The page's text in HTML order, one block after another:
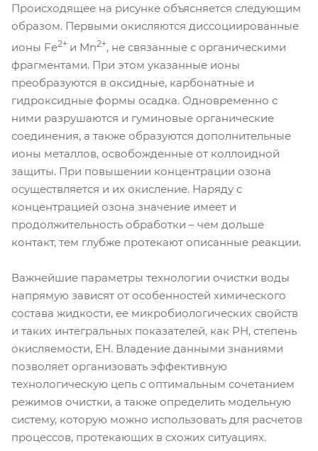
Происходящее на рисунке объясняется следующим
образом. Первыми окисляются диссоциированные
ионы Fe2+ и Mn2+, не связанные с органическими
фрагментами. При этом указанные ионы
преобразуются в оксидные, карбонатные и
гидроксидные формы осадка. Одновременно с
ними разрушаются и гуминовые органические
соединения, а также образуются дополнительные
ионы металлов, освобожденные от коллоидной
защиты. При повышении концентрации озона
осуществляется и их окисление. Наряду с
концентрацией озона значение имеет и
продолжительность обработки – чем дольше
контакт, тем глубже протекают описанные реакции.
Важнейшие параметры технологии очистки воды
напрямую зависят от особенностей химического
состава жидкости, ее микробиологических свойств
и таких интегральных показателей, как PH, степень
окисляемости, EH. Владение данными знаниями
позволяет организовать эффективную
технологическую цепь с оптимальным сочетанием
режимов очистки, а также определить модельную
систему, которую можно использовать для расчетов
процессов, протекающих в схожих ситуациях.